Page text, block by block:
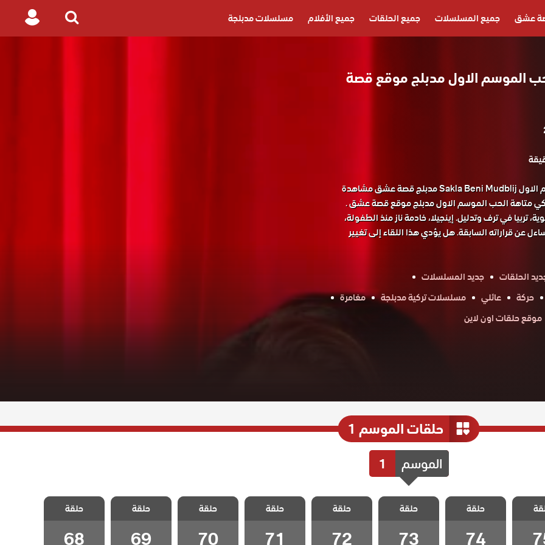
عشق جميع المسلسلات جميع الحلقات جميع الأفلام مسلسلات مدبلجة
Search
Login
الموسم الاول مدبلج موقع قصة
مسلسل متاهة الحب الموسم الاول Sakla Beni Mudblij مدبلج قصة عشق مشاهدة
متاهة الحب الموسم الاول مدبلج موقع قصة عشق .
تربيا في ترف وتدليل. إينجيلا، خادمة ناز منذ الطفولة،
عن قراراته السابقة. هل يؤدي هذا اللقاء إلى تغيير
الحلقات
جديد المسلسلات
حركة عائلي مسلسلات تركية مدبلجة
مغامرة
موقع حلقات اون لاين
حلقات الموسم 1
الموسم 1
متاهة
75
مسلسل متاهة
الحب مدبلج
الحلقة 74
حلقة
74
مسلسل متاهة
الحب مدبلج
الحلقة 73
حلقة
73
مسلسل متاهة
الحب مدبلج
الحلقة 72
حلقة
72
مسلسل متاهة
الحب مدبلج
الحلقة 71
حلقة
71
مسلسل متاهة
الحب مدبلج
الحلقة 70
حلقة
70
مسلسل متاهة
الحب مدبلج
الحلقة 69
حلقة
69
مسلسل متاهة
الحب مدبلج
الحلقة 68
حلقة
68